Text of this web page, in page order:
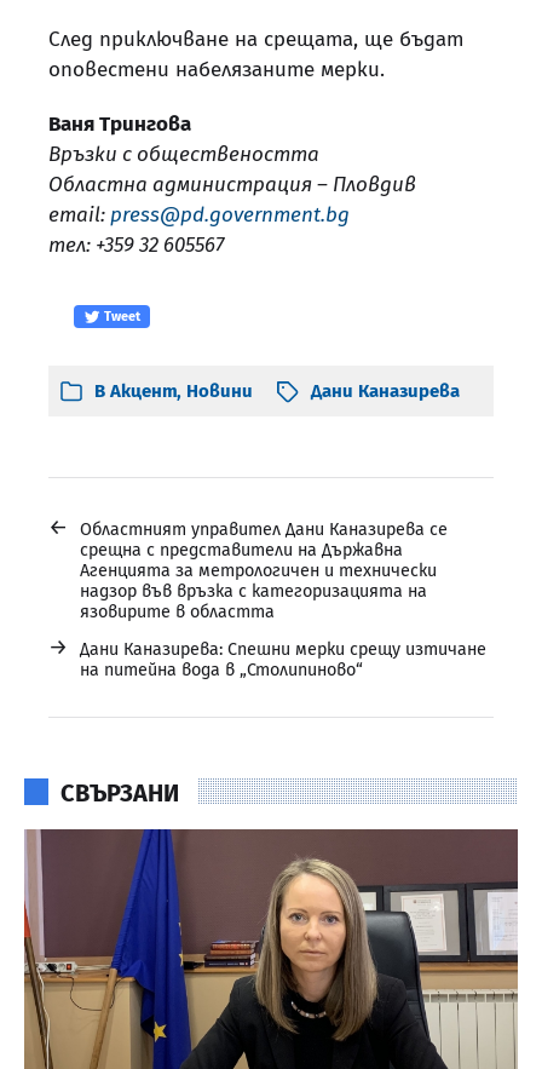
След приключване на срещата, ще бъдат
оповестени набелязаните мерки.
Ваня Трингова
Връзки с обществеността
Областна администрация – Пловдив
email: press@pd.government.bg
тел: +359 32 605567
Tweet
В Акцент, Новини Дани Каназирева
←
Областният управител Дани Каназирева се
срещна с представители на Държавна
Агенцията за метрологичен и технически
надзор във връзка с категоризацията на
язовирите в областта
→
Дани Каназирева: Спешни мерки срещу изтичане
на питейна вода в „Столипиново“
СВЪРЗАНИ